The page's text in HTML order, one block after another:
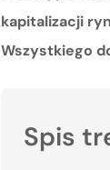
kapitalizacji
Wszystkiego
Spis